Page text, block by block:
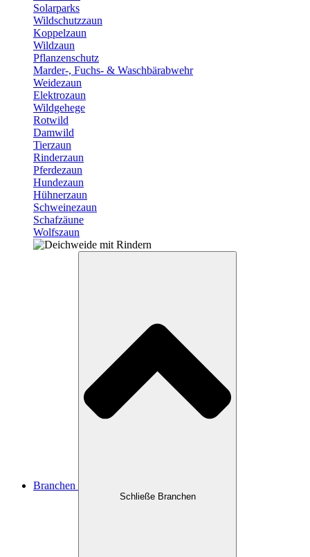
Solarparks
Wildschutzzaun
Koppelzaun
Wildzaun
Pflanzenschutz
Marder-, Fuchs- & Waschbärabwehr
Weidezaun
Elektrozaun
Wildgehege
Rotwild
Damwild
Tierzaun
Rinderzaun
Pferdezaun
Hundezaun
Hühnerzaun
Schweinezaun
Schafzäune
Wolfszaun
Branchen
Schließe Branchen